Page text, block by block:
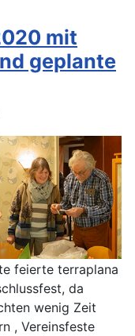
mit
geplante
feierte terraplana
da
wenig Zeit
, Vereinsfeste